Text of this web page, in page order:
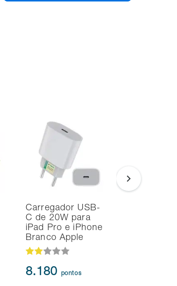
Carregador USB-
C de 20W para
iPad Pro e iPhone
Branco Apple
8.180 pontos